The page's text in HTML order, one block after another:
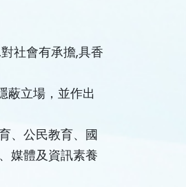
社會有承擔,具香
蔽立場，並作出
、公民教育、國
媒體及資訊素養